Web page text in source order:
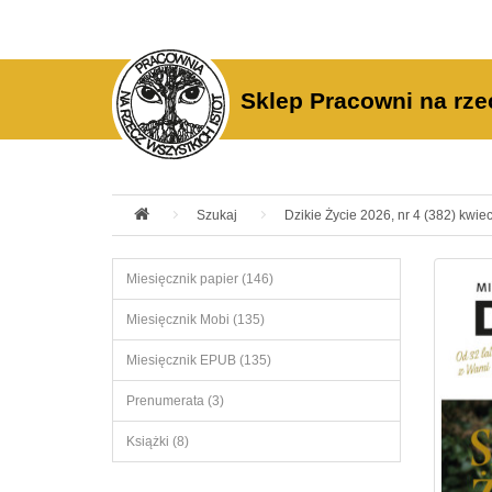
Sklep Pracowni na
Szukaj Dzikie Życie 2026, nr 4 (382)
Miesięcznik papier (146)
Miesięcznik Mobi (135)
Miesięcznik EPUB (135)
Prenumerata (3)
Książki (8)